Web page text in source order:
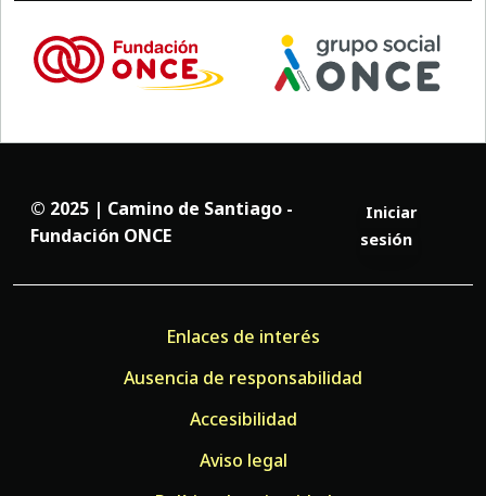
© 2025 | Camino de Santiago -
Fundación ONCE
Iniciar
sesión
Enlaces de interés
Ausencia de responsabilidad
Accesibilidad
Aviso legal